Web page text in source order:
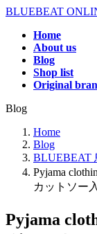
コ
キ
ナ
に
BLUEBEAT
Home
About us
Blog
Shop list
Original
Blog
Home
Blog
BLUEBEAT
Pyjama
カットソー
Pyjama